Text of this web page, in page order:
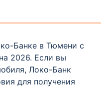
Банке в Тюмени с
2026. Если вы
Локо-Банк
для получения